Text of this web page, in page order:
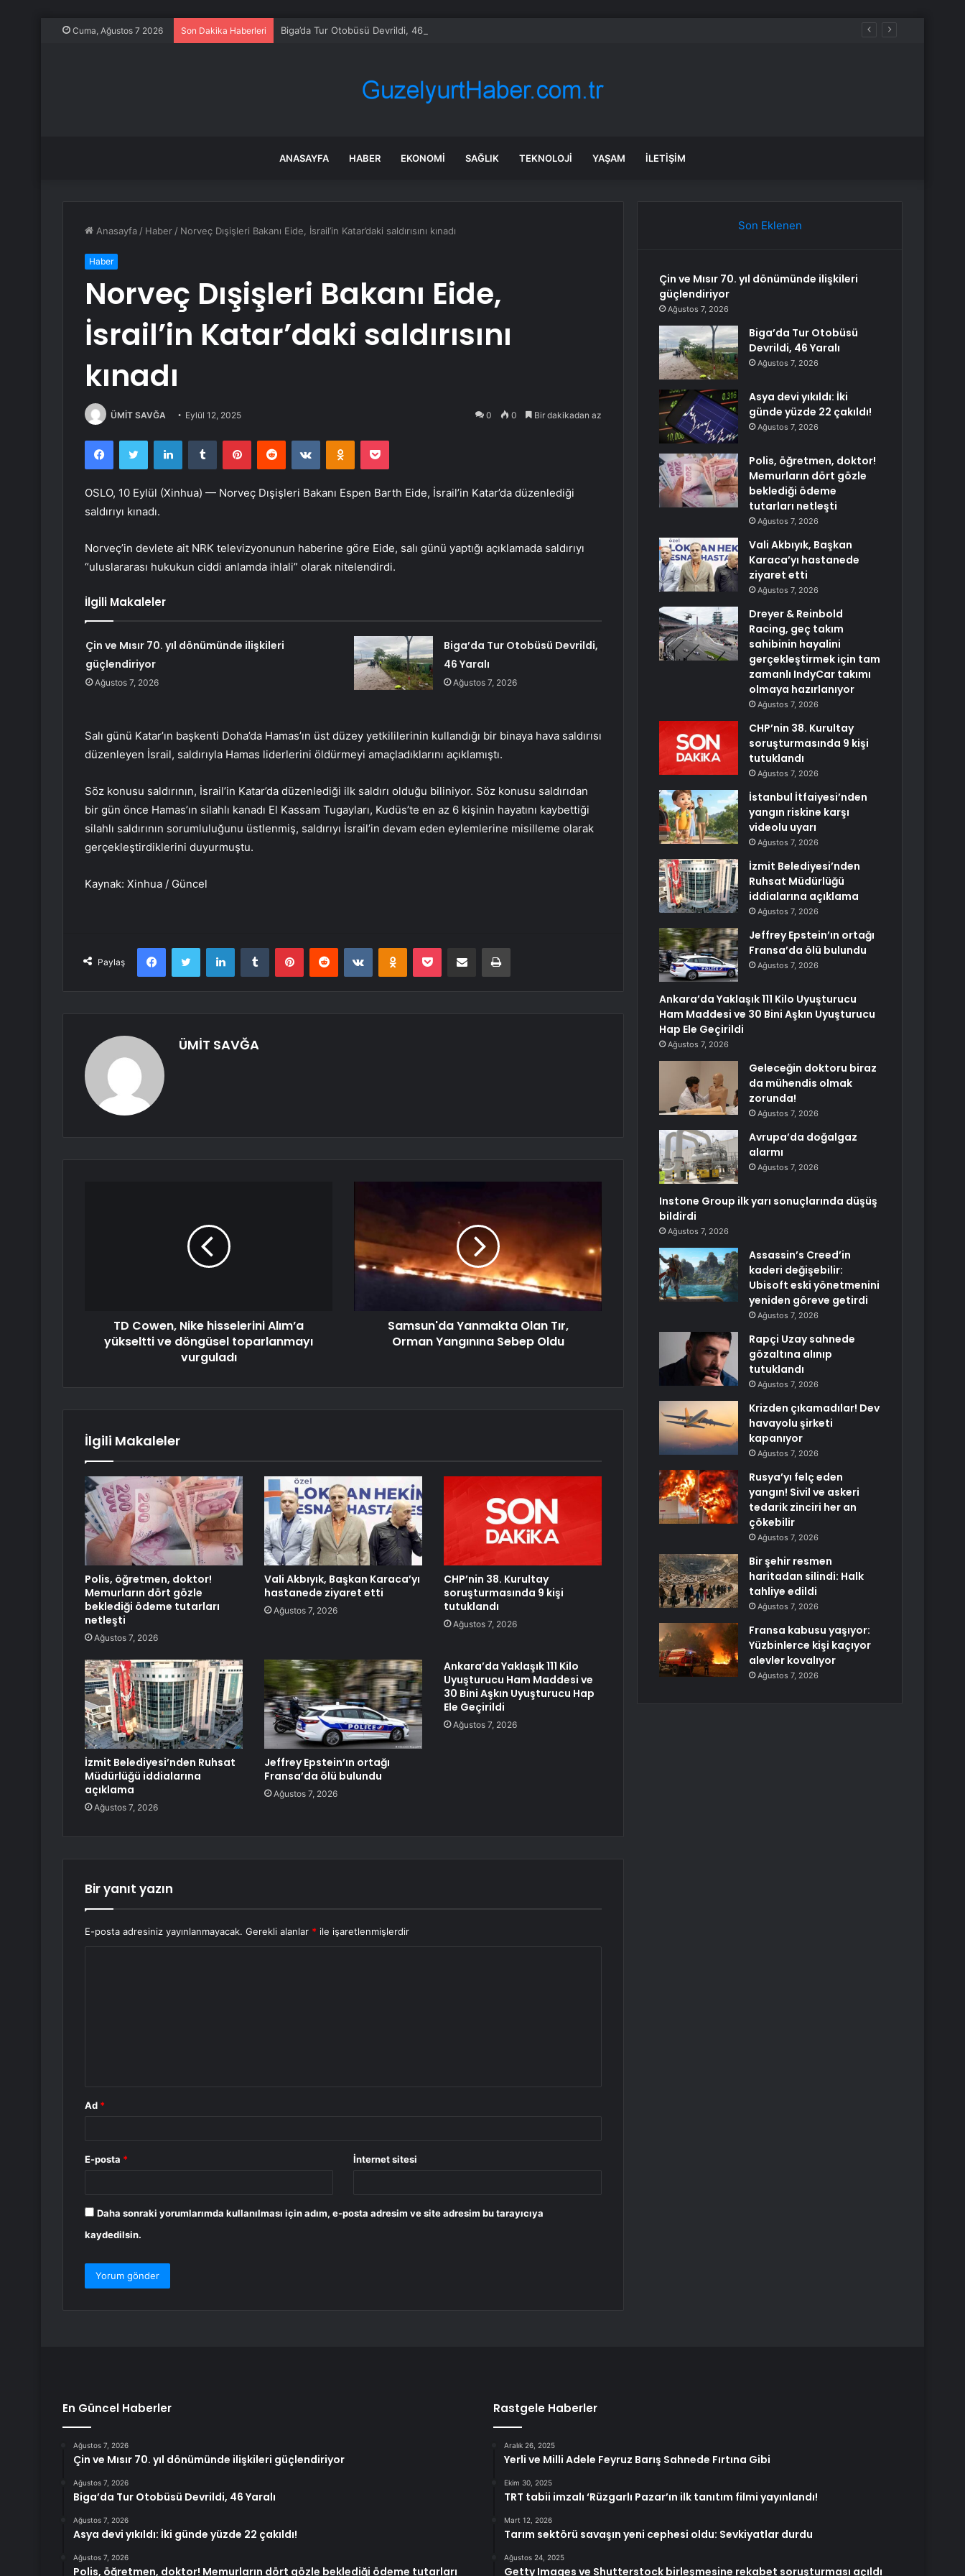
Cuma, Ağustos 7 2026 Son Dakika Haberleri Biga’da Tur Otobüsü Devrildi, 46 Yaralı
ANASAYFA HABER EKONOMI SAĞLIK TEKNOLOJI YAŞAM İLETIŞIM
Anasayfa / Haber / Norveç Dışişleri Bakanı Eide, İsrail’in Katar’daki saldırısını kınadı
Haber
Norveç Dışişleri Bakanı Eide,
İsrail’in Katar’daki saldırısını
kınadı
ÜMİT SAVĞA Eylül 12, 2025 0 0 Bir dakikadan az
FacebookTwitter LinkedInTumblr PinterestReddit VKontakteOdnoklassniki
Pocket
OSLO, 10 Eylül (Xinhua) — Norveç Dışişleri Bakanı Espen Barth Eide, İsrail’in Katar’da düzenlediği
saldırıyı kınadı.
Norveç’in devlete ait NRK televizyonunun haberine göre Eide, salı günü yaptığı açıklamada saldırıyı
“uluslararası hukukun ciddi anlamda ihlali” olarak nitelendirdi.
İlgili Makaleler
Çin ve Mısır 70. yıl dönümünde ilişkileri
güçlendiriyor
Ağustos 7, 2026
Biga’da Tur Otobüsü Devrildi,
46 Yaralı
Ağustos 7, 2026
Salı günü Katar’ın başkenti Doha’da Hamas’ın üst düzey yetkililerinin kullandığı bir binaya hava saldırısı
düzenleyen İsrail, saldırıyla Hamas liderlerini öldürmeyi amaçladıklarını açıklamıştı.
Söz konusu saldırının, İsrail’in Katar’da düzenlediği ilk saldırı olduğu biliniyor. Söz konusu saldırıdan
bir gün önce Hamas’ın silahlı kanadı El Kassam Tugayları, Kudüs’te en az 6 kişinin hayatını kaybettiği
silahlı saldırının sorumluluğunu üstlenmiş, saldırıyı İsrail’in devam eden eylemlerine misilleme olarak
gerçekleştirdiklerini duyurmuştu.
Kaynak: Xinhua / Güncel
Paylaş
FacebookTwitter LinkedInTumblr PinterestReddit VKontakteOdnoklassniki
Pocket E-Posta ile paylaş Yazdır
ÜMİT SAVĞA
TD Cowen, Nike hisselerini Alım’a
yükseltti ve döngüsel toparlanmayı
vurguladı
Samsun'da Yanmakta Olan Tır,
Orman Yangınına Sebep Oldu
İlgili Makaleler
Polis, öğretmen, doktor!
Memurların dört gözle
beklediği ödeme tutarları
netleşti
Ağustos 7, 2026
Vali Akbıyık, Başkan Karaca’yı
hastanede ziyaret etti
Ağustos 7, 2026
CHP’nin 38. Kurultay
soruşturmasında 9 kişi
tutuklandı
Ağustos 7, 2026
İzmit Belediyesi’nden Ruhsat
Müdürlüğü iddialarına
açıklama
Ağustos 7, 2026
Jeffrey Epstein’ın ortağı
Fransa’da ölü bulundu
Ağustos 7, 2026
Ankara’da Yaklaşık 111 Kilo
Uyuşturucu Ham Maddesi ve
30 Bini Aşkın Uyuşturucu Hap
Ele Geçirildi
Ağustos 7, 2026
Bir yanıt yazın
E-posta adresiniz yayınlanmayacak. Gerekli alanlar * ile işaretlenmişlerdir
Ad *
E-posta * İnternet sitesi
Daha sonraki yorumlarımda kullanılması için adım, e-posta adresim ve site adresim bu tarayıcıya
kaydedilsin.
Son Eklenen
Çin ve Mısır 70. yıl dönümünde ilişkileri
güçlendiriyor
Ağustos 7, 2026
Biga’da Tur Otobüsü
Devrildi, 46 Yaralı
Ağustos 7, 2026
Asya devi yıkıldı: İki
günde yüzde 22 çakıldı!
Ağustos 7, 2026
Polis, öğretmen, doktor!
Memurların dört gözle
beklediği ödeme
tutarları netleşti
Ağustos 7, 2026
Vali Akbıyık, Başkan
Karaca’yı hastanede
ziyaret etti
Ağustos 7, 2026
Dreyer & Reinbold
Racing, geç takım
sahibinin hayalini
gerçekleştirmek için tam
zamanlı IndyCar takımı
olmaya hazırlanıyor
Ağustos 7, 2026
CHP’nin 38. Kurultay
soruşturmasında 9 kişi
tutuklandı
Ağustos 7, 2026
İstanbul İtfaiyesi’nden
yangın riskine karşı
videolu uyarı
Ağustos 7, 2026
İzmit Belediyesi’nden
Ruhsat Müdürlüğü
iddialarına açıklama
Ağustos 7, 2026
Jeffrey Epstein’ın ortağı
Fransa’da ölü bulundu
Ağustos 7, 2026
Ankara’da Yaklaşık 111 Kilo Uyuşturucu
Ham Maddesi ve 30 Bini Aşkın Uyuşturucu
Hap Ele Geçirildi
Ağustos 7, 2026
Geleceğin doktoru biraz
da mühendis olmak
zorunda!
Ağustos 7, 2026
Avrupa’da doğalgaz
alarmı
Ağustos 7, 2026
Instone Group ilk yarı sonuçlarında düşüş
bildirdi
Ağustos 7, 2026
Assassin’s Creed’in
kaderi değişebilir:
Ubisoft eski yönetmenini
yeniden göreve getirdi
Ağustos 7, 2026
Rapçi Uzay sahnede
gözaltına alınıp
tutuklandı
Ağustos 7, 2026
Krizden çıkamadılar! Dev
havayolu şirketi
kapanıyor
Ağustos 7, 2026
Rusya’yı felç eden
yangın! Sivil ve askeri
tedarik zinciri her an
çökebilir
Ağustos 7, 2026
Bir şehir resmen
haritadan silindi: Halk
tahliye edildi
Ağustos 7, 2026
Fransa kabusu yaşıyor:
Yüzbinlerce kişi kaçıyor
alevler kovalıyor
Ağustos 7, 2026
En Güncel Haberler
Ağustos 7, 2026
Çin ve Mısır 70. yıl dönümünde ilişkileri güçlendiriyor
Ağustos 7, 2026
Biga’da Tur Otobüsü Devrildi, 46 Yaralı
Ağustos 7, 2026
Asya devi yıkıldı: İki günde yüzde 22 çakıldı!
Ağustos 7, 2026
Polis, öğretmen, doktor! Memurların dört gözle beklediği ödeme tutarları
Rastgele Haberler
Aralık 26, 2025
Yerli ve Milli Adele Feyruz Barış Sahnede Fırtına Gibi
Ekim 30, 2025
TRT tabii imzalı ‘Rüzgarlı Pazar’ın ilk tanıtım filmi yayınlandı!
Mart 12, 2026
Tarım sektörü savaşın yeni cephesi oldu: Sevkiyatlar durdu
Ağustos 24, 2025
Getty Images ve Shutterstock birleşmesine rekabet soruşturması açıldı